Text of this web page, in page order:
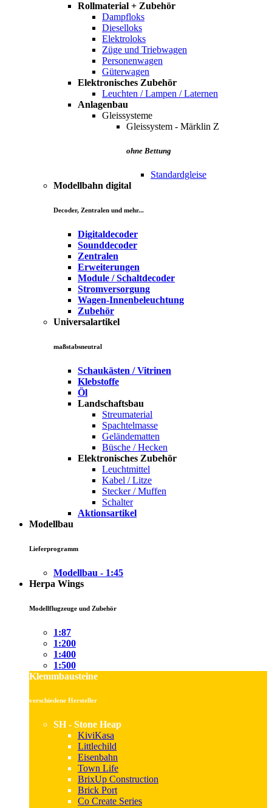
Rollmaterial + Zubehör
Dampfloks
Dieselloks
Elektroloks
Züge und Triebwagen
Personenwagen
Güterwagen
Elektronisches Zubehör
Leuchten / Lampen / Laternen
Anlagenbau
Gleissysteme
Gleissystem - Märklin Z
ohne Bettung
Standardgleise
Modellbahn digital
Decoder, Zentralen und mehr...
Digitaldecoder
Sounddecoder
Zentralen
Erweiterungen
Module / Schaltdecoder
Stromversorgung
Wagen-Innenbeleuchtung
Zubehör
Universalartikel
maßstabsneutral
Schaukästen / Vitrinen
Klebstoffe
Öl
Landschaftsbau
Streumaterial
Spachtelmasse
Geländematten
Büsche / Hecken
Elektronisches Zubehör
Leuchtmittel
Kabel / Litze
Stecker / Muffen
Schalter
Aktionsartikel
Modellbau
Lieferprogramm
Modellbau - 1:45
Herpa Wings
Modellflugzeuge und Zubehör
1:87
1:200
1:400
1:500
Klemmbausteine
verschiedene Hersteller
SH - Stone Heap
KiviKasa
Littlechild
Eisenbahn
Town Life
BrixUp Construction
Brick Port
Co Create Series